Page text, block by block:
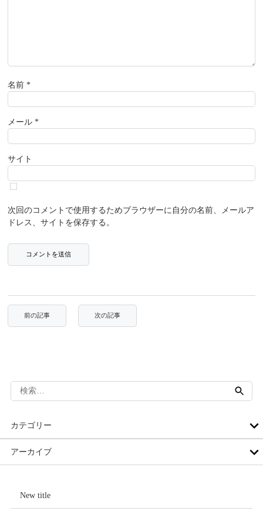
名前*
メール*
サイト
次回のコメントで使用するためブラウザーに自分の名前、メールア
ドレス、サイトを保存する。
検
カテゴリー
アーカイブ
New title